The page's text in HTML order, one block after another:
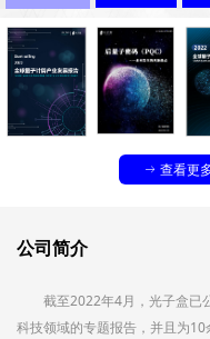
公司简介
截至2022年4月，光子盒已
科技领域的专题报告，并且为
ꁹ 查看更